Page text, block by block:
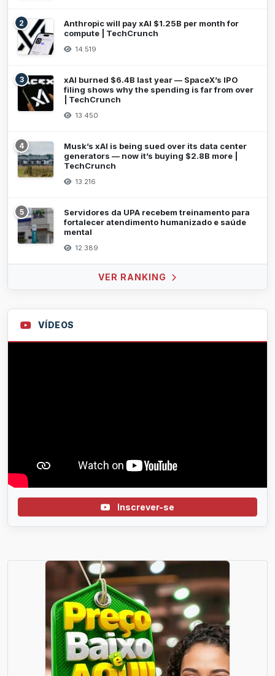
2
Anthropic will pay xAI $1.25B per month for
compute | TechCrunch
14.519
3
xAI burned $6.4B last year — SpaceX’s IPO
filing shows why the spending is far from over
| TechCrunch
13.450
4
Musk’s xAI is being sued over its data center
generators — now it’s buying $2.8B more |
TechCrunch
13.216
5
Servidores da UPA recebem treinamento para
fortalecer atendimento humanizado e saúde
mental
12.389
VER RANKING
VÍDEOS
Inscrever-se